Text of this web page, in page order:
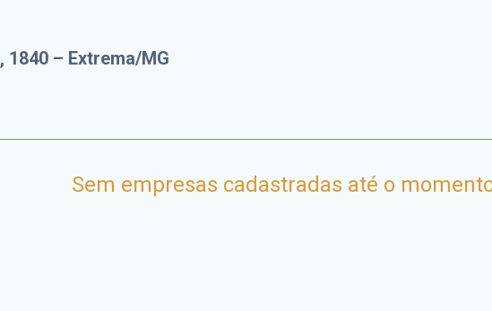
, 1840 – Extrema/MG
Sem empresas cadastradas até o